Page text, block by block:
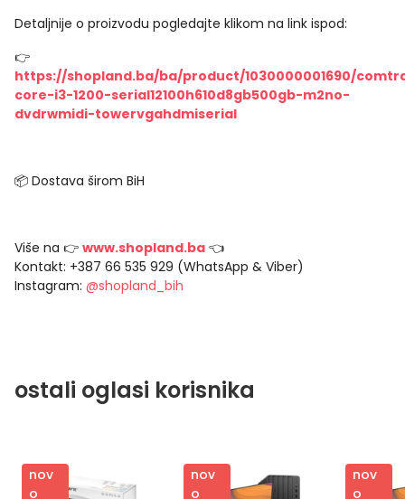
Detaljnije o proizvodu pogledajte klikom na link ispod:
👉
https://shopland.ba/ba/product/1030000001690/
core-i3-1200-serial12100h610d8gb500gb-m2no-
dvdrwmidi-towervgahdmiserial
📦 Dostava širom BiH
Više na 👉 www.shopland.ba 👈
Kontakt: +387 66 535 929 (WhatsApp & Viber)
Instagram: @shopland_bih
ostali oglasi korisnika
nov
o
nov
o
nov
o